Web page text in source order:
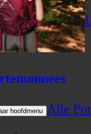
hoofdmenu Alle